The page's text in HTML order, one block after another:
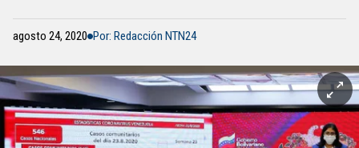
agosto 24, 2020 Por: Redacción NTN24